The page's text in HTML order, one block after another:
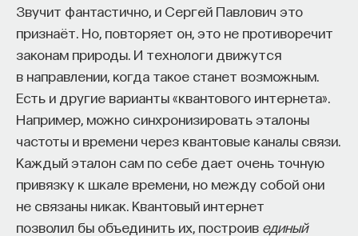
Звучит фантастично, и Сергей Павлович это
признаёт. Но, повторяет он, это не противоречит
законам природы. И технологи движутся
в направлении, когда такое станет возможным.
Есть и другие варианты «квантового интернета».
Например, можно синхронизировать эталоны
частоты и времени через квантовые каналы связи.
Каждый эталон сам по себе дает очень точную
привязку к шкале времени, но между собой они
не связаны никак. Квантовый интернет
позволил бы объединить их, построив единый